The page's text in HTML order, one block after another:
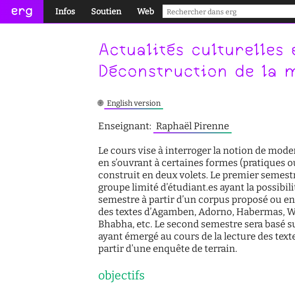
erg Infos
informations administratives
international
Soutien
aide à la réussite
accessibilité
cellule d'écoute
service social
safesa
tutorat
Web
services numériques
sites satellites
Actualités culturelles
Déconstruction de la
🌐 English version
Enseignant: Raphaël Pirenne
Le cours vise à interroger la notion de
en s’ouvrant à certaines formes (pratiques
construit en deux volets. Le premier
groupe limité d’étudiant.es ayant la
semestre à partir d’un corpus proposé ou
des textes d’Agamben, Adorno, Habermas,
Bhabha, etc. Le second semestre sera
ayant émergé au cours de la lecture des
partir d’une enquête de terrain.
objectifs